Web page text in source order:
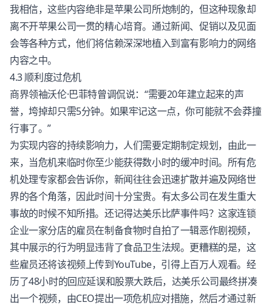
我相信，这些内容绝非是苹果公司所炮制的，但这种现象却
离不开苹果公司一贯的精心培育。通过新闻、促销以及见面
会等各种方式，他们将信赖深深地植入到富有影响力的网络
内容之中。
4.3 顺利度过危机
商界领袖沃伦·巴菲特曾调侃说：“需要20年建立起来的声
誉，垮掉却只需5分钟。如果牢记这一点，你可能就不会莽撞
行事了。”
为实现内容的持续影响力，人们需要定期制定规划，由此一
来，当危机来临时你至少能获得数小时的缓冲时间。所有危
机处理专家都会告诉你，新闻往往会迅速扩散并遍及网络世
界的各个角落，因此时间十分宝贵。有太多公司在发生重大
事故的时候不知所措。还记得达美乐比萨事件吗？这家连锁
企业一家分店的雇员在制备食物时自拍了一辑恶作剧视频，
其中展示的行为明显违背了食品卫生法规。更糟糕的是，这
些雇员还将该视频上传到YouTube，引得上百万人观看。经
历了48小时的回应延误和股票大跌后，达美乐公司最终拼凑
出一个视频，由CEO提出一项危机应对措施，然后才通过新